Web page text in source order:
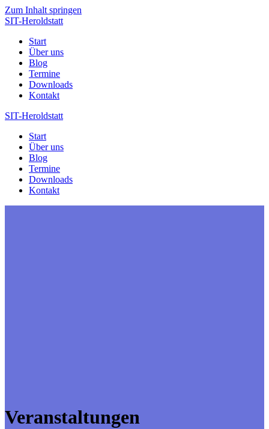
Zum Inhalt springen
SIT-Heroldstatt
Start
Über uns
Blog
Termine
Downloads
Kontakt
SIT-Heroldstatt
Start
Über uns
Blog
Termine
Downloads
Kontakt
Veranstaltungen